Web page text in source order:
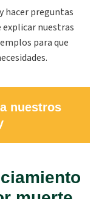
hacer preguntas
explicar nuestras
para que
nuestros